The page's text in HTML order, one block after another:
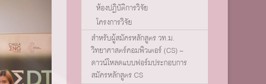
ห้องปฏิบัติการวิจัย
โครงการวิจัย
สำหรับผู้สมัครหลักสูตร วท.ม.
วิทยาศาสตร์คอมพิวเตอร์ (CS) –
ดาวน์โหลดแบบฟอร์มประกอบการ
สมัครหลักสูตร CS